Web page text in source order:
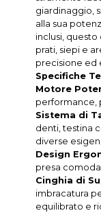
giardinaggio,
alla sua
inclusi,
prati, siepi e
precisione ed
Specifiche
Motore
performance,
Sistema di
denti, testina
diverse
Design
presa
Cinghia di
imbracatura
equilibrato e